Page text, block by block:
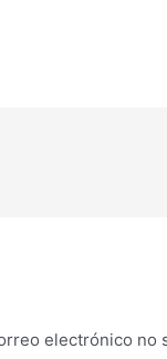
electrónico no